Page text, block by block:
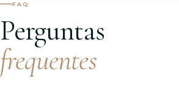
FAQ
Perguntas
frequentes